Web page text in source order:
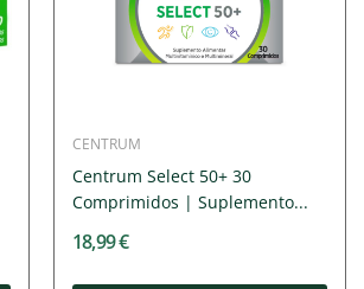
CENTRUM
Centrum Select 50+ 30
Comprimidos | Suplemento...
18,99 €